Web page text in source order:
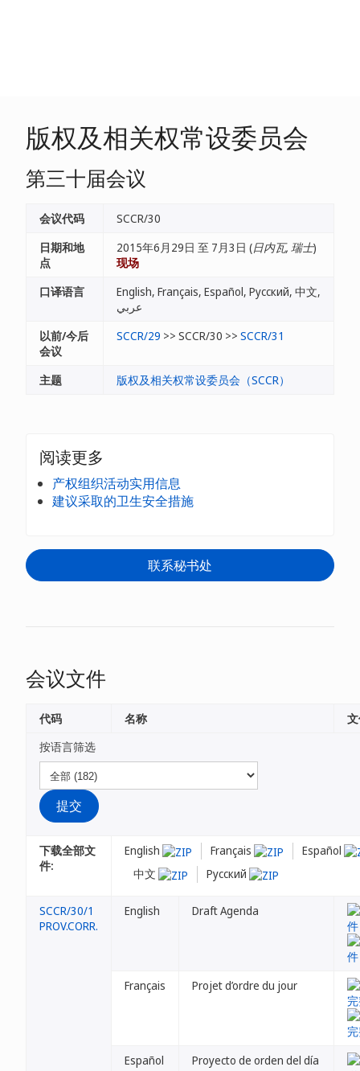
版权及相关权常设委员会
第三十届会议
会议代码
SCCR/30
日期和地
点
2015年6月29日 至 7月3日 (日内瓦, 瑞士)
现场
口译语言
English, Français, Español, Русский, 中文,
عربي
以前/今后
会议
SCCR/29 >> SCCR/30 >> SCCR/31
主题 版权及相关权常设委员会（SCCR）
阅读更多
产权组织活动实用信息
建议采取的卫生安全措施
联系秘书处
会议文件
按语言筛选
下载全部文
件:
English Français
Español
中文
Русский
代码 名称
SCCR/30/1
PROV.CORR.
English Draft Agenda
Français Projet d’ordre du jour
Español Proyecto de orden del día